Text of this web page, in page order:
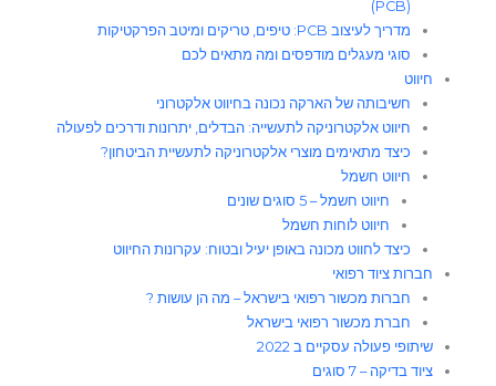
מדריך לעיצוב PCB: טיפים, טריקים ומיטב הפרקטיקות
סוגי מעגלים מודפסים ומה מתאים לכם
חיווט
חשיבותה של הארקה נכונה בחיווט אלקטרוני
חיווט אלקטרוניקה לתעשייה: הבדלים, יתרונות ודרכים לפעולה
כיצד מתאימים מוצרי אלקטרוניקה לתעשיית הביטחון?
חיווט חשמל
חיווט חשמל – 5 סוגים שונים
חיווט לוחות חשמל​
כיצד לחווט מכונה באופן יעיל ובטוח: עקרונות החיווט
חברות ציוד רפואי
חברות מכשור רפואי בישראל – מה הן עושות ?
חברת מכשור רפואי בישראל
שיתופי פעולה עסקיים ב 2022
ציוד בדיקה – 7 סוגים